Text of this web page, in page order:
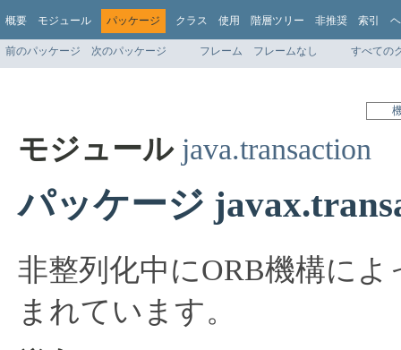
概要 モジュール パッケージ クラス 使用 階層ツリー 非推奨 索引
前のパッケージ 次のパッケージ フレーム フレームなし すべての
モジュール java.transaction
パッケージ
非整列化中にORB機構に
まれています。